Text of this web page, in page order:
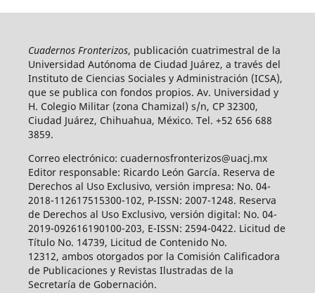
Cuadernos Fronterizos, publicación cuatrimestral de la
Universidad Autónoma de Ciudad Juárez, a través del
Instituto de Ciencias Sociales y Administración (ICSA),
que se publica con fondos propios. Av. Universidad y
H. Colegio Militar (zona Chamizal) s/n, CP 32300,
Ciudad Juárez, Chihuahua, México. Tel. +52 656 688
3859.
Correo electrónico: cuadernosfronterizos@uacj.mx
Editor responsable: Ricardo León García. Reserva de
Derechos al Uso Exclusivo, versión impresa: No. 04-
2018-112617515300-102, P-ISSN: 2007-1248. Reserva
de Derechos al Uso Exclusivo, versión digital: No. 04-
2019-092616190100-203, E-ISSN: 2594-0422. Licitud de
Título No. 14739, Licitud de Contenido No.
12312, ambos otorgados por la Comisión Calificadora
de Publicaciones y Revistas Ilustradas de la
Secretaría de Gobernación.